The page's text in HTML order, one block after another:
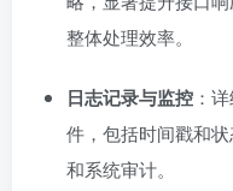
整体处理效率。
日志记录与监控 ：
件，包括时间戳和
和系统审计。